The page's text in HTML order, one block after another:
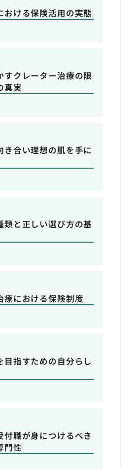
おける保険活用の実態
すクレーター治療の限
真実
き合い理想の肌を手に
類と正しい選び方の基
療における保険制度
目指すための自分らし
付職が身につけるべき
門性